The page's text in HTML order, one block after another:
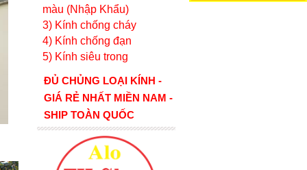
màu (Nhập Khẩu)
3) Kính chống cháy
4) Kính chống đạn
5) Kính siêu trong
ĐỦ CHỦNG LOẠI KÍNH -
GIÁ RẺ NHẤT MIỀN NAM -
SHIP TOÀN QUỐC